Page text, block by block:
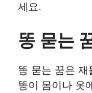
세요.
똥 묻는
똥 묻는 꿈은
똥이 몸이나 옷